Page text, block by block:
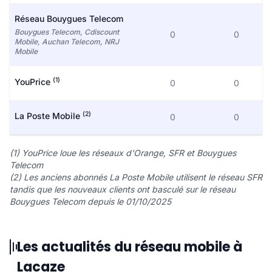
Réseau Bouygues Telecom
Bouygues Telecom, Cdiscount
Mobile, Auchan Telecom, NRJ
Mobile
0 0
YouPrice (1) 0 0
La Poste Mobile (2) 0 0
(1) YouPrice loue les réseaux d'Orange, SFR et Bouygues
Telecom
(2) Les anciens abonnés La Poste Mobile utilisent le réseau SFR
tandis que les nouveaux clients ont basculé sur le réseau
Bouygues Telecom depuis le 01/10/2025
Les actualités du réseau mobile à
Lacaze